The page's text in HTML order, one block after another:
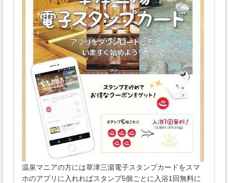
温泉マニアの方には草津三湯電子スタンプカードをスマ
ホのアプリに入れればスタンプ5個ごとに入浴1回無料に